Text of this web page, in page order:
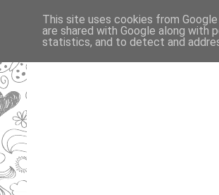
This site uses cookies from
are shared with Google along with
statistics, and to detect and